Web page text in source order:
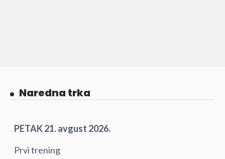
Naredna trka
PETAK 21. avgust 2026.
Prvi trening